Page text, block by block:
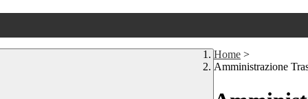
Home >
Amministrazione